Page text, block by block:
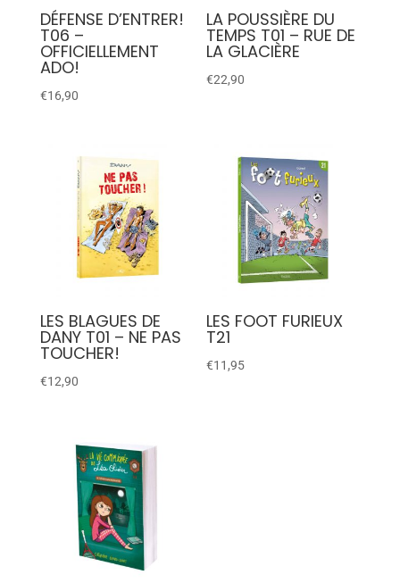
DÉFENSE D’ENTRER!
T06 –
OFFICIELLEMENT
ADO!
€16,90
LA POUSSIÈRE DU
TEMPS T01 – RUE DE
LA GLACIÈRE
€22,90
LES BLAGUES DE
DANY T01 – NE PAS
TOUCHER!
€12,90
LES FOOT FURIEUX
T21
€11,95